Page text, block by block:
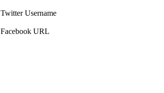
Twitter Username
Facebook URL